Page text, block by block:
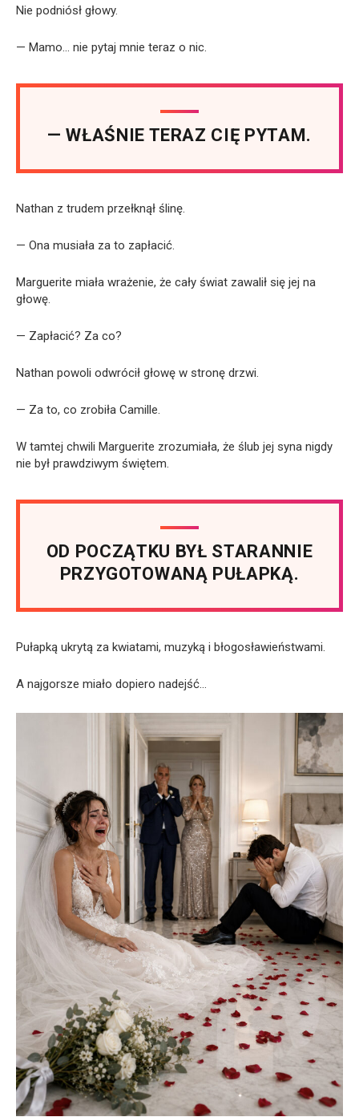
Nie podniósł głowy.
— Mamo… nie pytaj mnie teraz o nic.
— WŁAŚNIE TERAZ CIĘ PYTAM.
Nathan z trudem przełknął ślinę.
— Ona musiała za to zapłacić.
Marguerite miała wrażenie, że cały świat zawalił się jej na
głowę.
— Zapłacić? Za co?
Nathan powoli odwrócił głowę w stronę drzwi.
— Za to, co zrobiła Camille.
W tamtej chwili Marguerite zrozumiała, że ślub jej syna nigdy
nie był prawdziwym świętem.
OD POCZĄTKU BYŁ STARANNIE
PRZYGOTOWANĄ PUŁAPKĄ.
Pułapką ukrytą za kwiatami, muzyką i błogosławieństwami.
A najgorsze miało dopiero nadejść…